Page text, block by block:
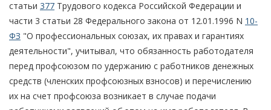
статьи 377 Трудового кодекса Российской Федерации и
части 3 статьи 28 Федерального закона от 12.01.1996 N 10-
ФЗ "О профессиональных союзах, их правах и гарантиях
деятельности", учитывал, что обязанность работодателя
перед профсоюзом по удержанию с работников денежных
средств (членских профсоюзных взносов) и перечислению
их на счет профсоюза возникает в случае подачи